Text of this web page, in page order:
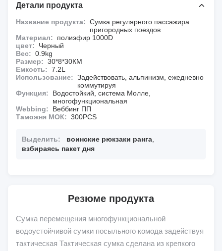
Детали продукта
Название продукта: Сумка регулярного пассажира
пригородных поездов
Материал:
полиэфир 1000D
цвет:
Черный
Вес: 0.9kg
Размер: 30*8*30КМ
Емкость: 7.2L
Использование: Задействовать, альпинизм, ежедневно
коммутируя
Функция:
Водостойкий, система Молле,
многофункциональная
Webbing:
Веббинг ПП
Таможня МОК: 300PCS
Выделить: воинские рюкзаки ранга
взбираясь пакет дня
Резюме продукта
Сумка перемещения многофункциональной
водоустойчивой сумки посыльного комода задействуя
тактическая Тактическая сумка сделана из крепкого